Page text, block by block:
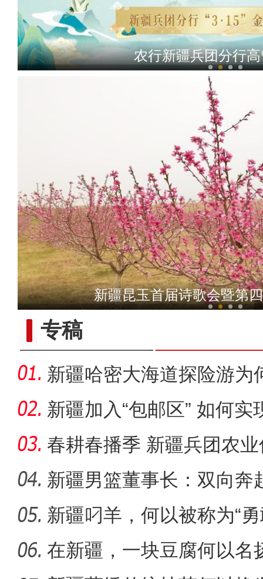
农行新疆兵团分行
新疆阿拉尔市：良好生态吸
全力开展公正检验 助力
新疆昆玉首届诗歌会暨第
专稿
新疆哈密大海道探险游为
新疆加入“包邮区” 如何
春耕春播季 新疆兵团农业
新疆男篮董事长：双向奔
子独特
新疆叼羊，何以被称为“
在新疆，一块豆腐何以名